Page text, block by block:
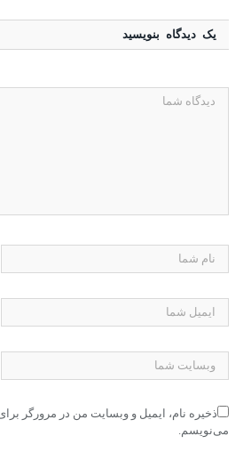
یک دیدگاه بنویسید
ذخیره نام، ایمیل و وبسایت من در مرورگر
می‌نویسم.